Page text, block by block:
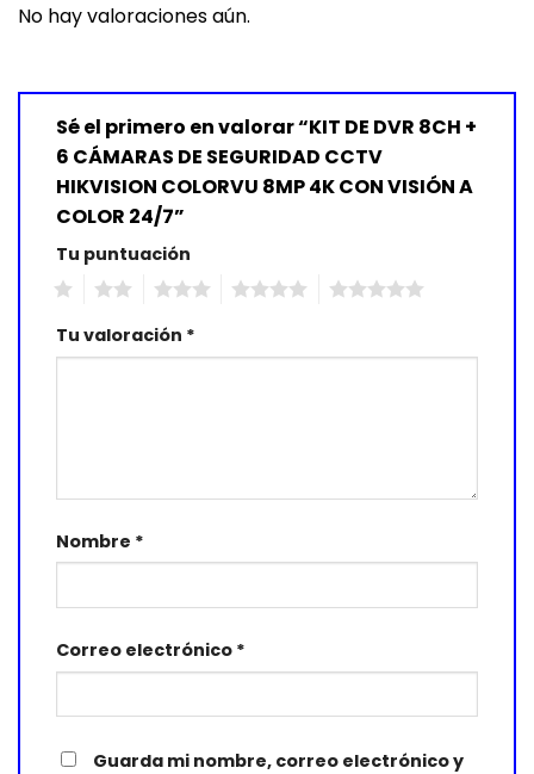
No hay valoraciones aún.
Sé el primero en valorar “KIT DE DVR 8CH +
6 CÁMARAS DE SEGURIDAD CCTV
HIKVISION COLORVU 8MP 4K CON VISIÓN A
COLOR 24/7”
Tu puntuación
Tu valoración *
Nombre *
Correo electrónico *
Guarda mi nombre, correo electrónico y